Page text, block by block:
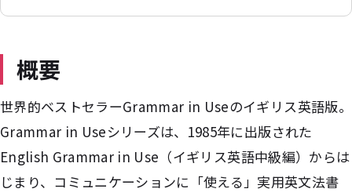
概要
世界的ベストセラーGrammar in Useのイギリス英語版。
Grammar in Useシリーズは、1985年に出版された
English Grammar in Use（イギリス英語中級編）からは
じまり、コミュニケーションに「使える」実用英文法書